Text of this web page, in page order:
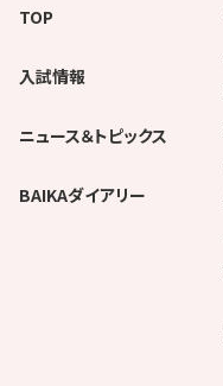
TOP
入試情報
ニュース＆トピックス
BAIKAダイアリー